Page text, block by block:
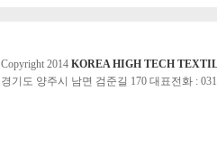
Copyright 2014 KOREA HIGH TECH
경기도 양주시 남면 검준길 170 대표전화 :